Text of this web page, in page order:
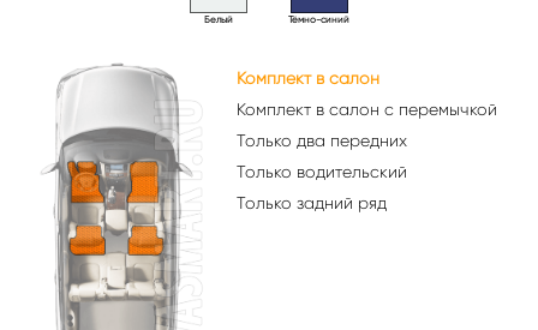
Белый Тёмно-синий
Комплект в салон
Комплект в салон с перемычкой
Только два передних
Только водительский
Только задний ряд